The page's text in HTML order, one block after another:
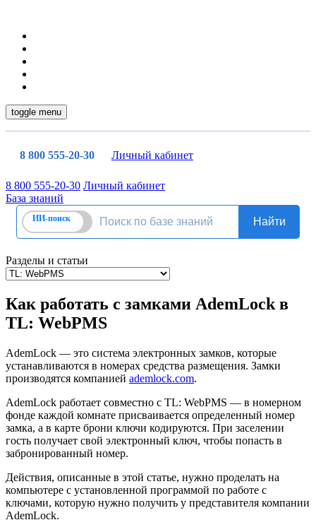
toggle menu
8 800 555-20-30 Личный кабинет
8 800 555-20-30 Личный кабинет
База знаний
Разделы и статьи
Как работать с замками AdemLock в
TL: WebPMS
AdemLock — это система электронных замков, которые
устанавливаются в номерах средства размещения. Замки
производятся компанией ademlock.com.
AdemLock работает совместно с TL: WebPMS — в номерном
фонде каждой комнате присваивается определенный номер
замка, а в карте брони ключи кодируются. При заселении
гость получает свой электронный ключ, чтобы попасть в
забронированный номер.
Действия, описанные в этой статье, нужно проделать на
компьютере с установленной программой по работе с
ключами, которую нужно получить у представителя компании
AdemLock.